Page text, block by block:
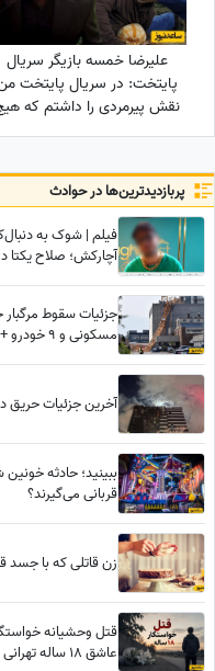
علیرضا خمسه بازیگر سریال
پایتخت: در سریال پایتخت
نقش پیرمردی را داشتم که
پربازدید‌ترین‌ها در حوادث
فیلم | شوک به
آچارکش؛ صلاح
مسکونی و 9 خودرو + فیلم
آخرین جزئیات حریق در
ببینید؛ حادثه
قربانی می‌گیرند؟
زن قاتلی که با
عاشق 18 ساله تهرانی